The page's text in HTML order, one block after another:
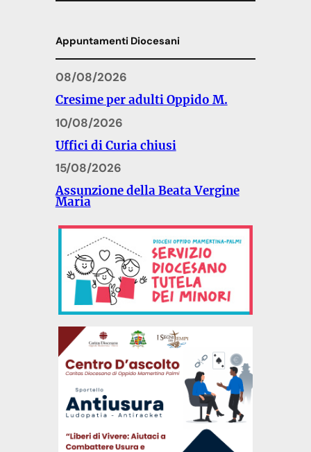
Appuntamenti Diocesani
08/08/2026
Cresime per adulti Oppido M.
10/08/2026
Uffici di Curia chiusi
15/08/2026
Assunzione della Beata Vergine
Maria